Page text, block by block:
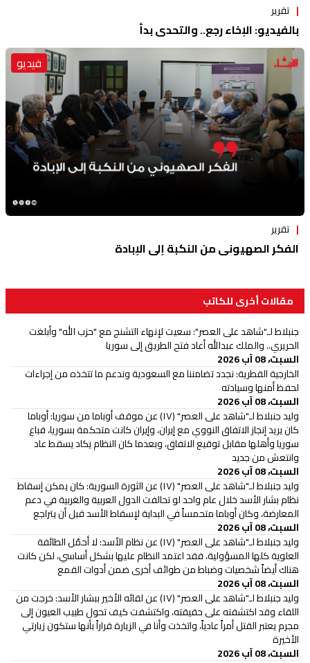
تقرير
بالفيديو: الإخاء رجع.. والتحدي بدأ
فيديو
تقرير
الفكر الصهيوني من النكبة إلى الإبادة
مقالات أخرى للكاتب
جنبلاط لـ"شاهد على العصر": سعيت لإنهاء التشنج مع "حزب الله" وأبلغت
الحريري.. والملك عبدالله أعاد فتح الطريق إلى سوريا
السبت، 08 آب 2026
الخارجية القطرية: نجدد تضامننا مع السعودية وندعم ما تتخذه من إجراءات
لحفظ أمنها وسيادته
السبت، 08 آب 2026
وليد جنبلاط لـ"شاهد على العصر" (١٧) عن موقف أوباما من سوريا: أوباما
كان يريد إنجاز الاتفاق النووي مع إيران، وإيران كانت متحكمة بسوريا، فباع
سوريا وأهلها مقابل توقيع الاتفاق، وبعدما كان النظام يكاد يسقط عاد
وانتعش من جديد
السبت، 08 آب 2026
وليد جنبلاط لـ"شاهد على العصر" (١٧) عن الثورة السورية: كان يمكن إسقاط
نظام بشار الأسد خلال عام واحد لو تحالفت الدول العربية والغربية في دعم
المعارضة، وكان أوباما متحمساً في البداية لإسقاط الأسد قبل أن يتراجع
السبت، 08 آب 2026
وليد جنبلاط لـ"شاهد على العصر" (١٧) عن نظام الأسد: لا أحمّل الطائفة
العلوية كلها المسؤولية، فقد اعتمد النظام عليها بشكل أساسي، لكن كانت
هناك أيضاً شخصيات وضباط من طوائف أخرى ضمن أدوات القمع
السبت، 08 آب 2026
وليد جنبلاط لـ"شاهد على العصر" (١٧) عن لقائه الأخير ببشار الأسد: خرجت من
اللقاء وقد اكتشفته على حقيقته، واكتشفت كيف تحول طبيب العيون إلى
مجرم يعتبر القتل أمراً عادياً، واتخذت وأنا في الزيارة قراراً بأنها ستكون زيارتي
الأخيرة
السبت، 08 آب 2026